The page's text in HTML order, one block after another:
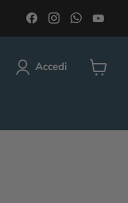
Trovaci
su
Facebook
Trovaci
su
Instagram
Trovaci
su
Accedi